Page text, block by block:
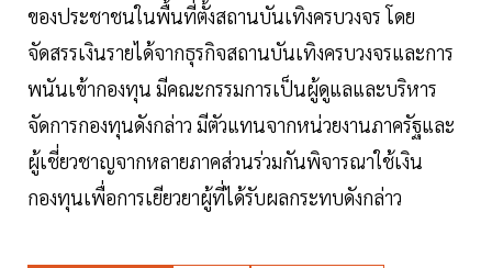
ของประชาชนในพื้นที่ตั้งสถานบันเทิงครบวงจร โดย
จัดสรรเงินรายได้จากธุรกิจสถานบันเทิงครบวงจรและการ
พนันเข้ากองทุน มีคณะกรรมการเป็นผู้ดูแลและบริหาร
จัดการกองทุนดังกล่าว มีตัวแทนจากหน่วยงานภาครัฐและ
ผู้เชี่ยวชาญจากหลายภาคส่วนร่วมกันพิจารณาใช้เงิน
กองทุนเพื่อการเยียวยาผู้ที่ได้รับผลกระทบดังกล่าว